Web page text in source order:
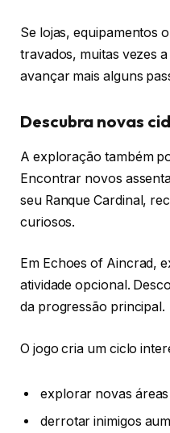
Se lojas, equipamentos
travados, muitas vezes
avançar mais alguns
Descubra novas
A exploração também
Encontrar novos
seu Ranque Cardinal,
curiosos.
Em Echoes of Aincrad,
atividade opcional.
da progressão principal.
O jogo cria um ciclo
explorar novas
derrotar inimigos